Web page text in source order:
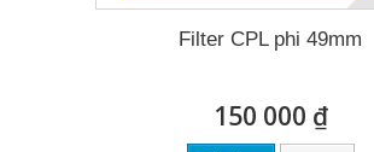
Filter CPL phi 49mm
150 000 ₫